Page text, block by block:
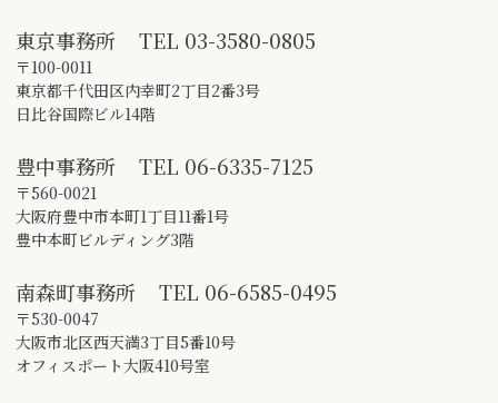
東京事務所 TEL 03-3580-0805
〒100-0011
東京都千代田区内幸町2丁目2番3号
日比谷国際ビル14階
豊中事務所 TEL 06-6335-7125
〒560-0021
大阪府豊中市本町1丁目11番1号
豊中本町ビルディング3階
南森町事務所 TEL 06-6585-0495
〒530-0047
大阪市北区西天満3丁目5番10号
オフィスポート大阪410号室